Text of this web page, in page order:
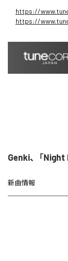
https://
https://
Genki、「
新曲情報